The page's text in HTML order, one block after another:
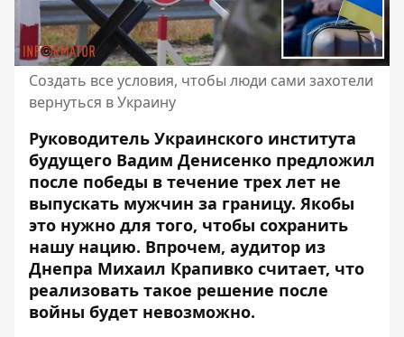
Создать все условия, чтобы люди сами захотели
вернуться в Украину
Руководитель Украинского института
будущего Вадим Денисенко предложил
после победы в течение трех лет не
выпускать мужчин за границу. Якобы
это нужно для того, чтобы сохранить
нашу нацию. Впрочем, аудитор из
Днепра Михаил Крапивко считает, что
реализовать такое решение после
войны будет невозможно.